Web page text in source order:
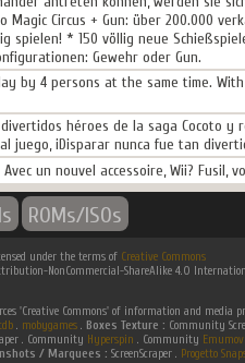
Circus + Gun: über 200.000
* 150 völlig neue
Gewehr oder Gun.
by 4 persons at the same time.
héroes de la saga Cocoto y
juego, ¡Disparar nunca fue tan
un nouvel accessoire, Wii? Fusil,
ROMs/ISOs
under the terms of Creative Commons
NonCommercial-ShareAlike 4.0
'Creative Commons' of information and media
. mobygames. Boxes Texture : Community
. Community Hyperspin . Community
/ Marquees : ScreenScraper . Progetto